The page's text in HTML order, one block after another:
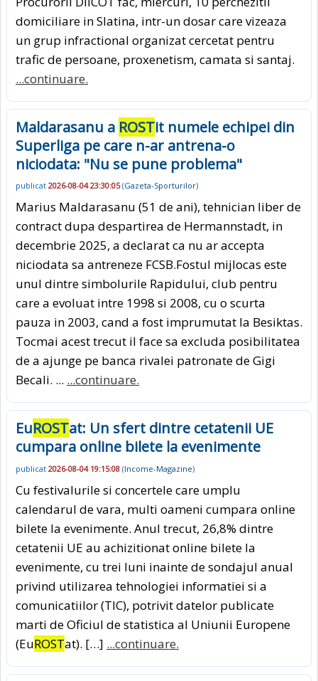
domiciliare in Slatina, intr-un dosar care vizeaza
un grup infractional organizat cercetat pentru
trafic de persoane, proxenetism, camata si santaj.
...continuare.
Maldarasanu a ROSTit numele echipei din
Superliga pe care n-ar antrena-o
niciodata: "Nu se pune problema"
publicat 2026-08-04 23:30:05(Gazeta-Sporturilor)
Marius Maldarasanu (51 de ani), tehnician liber de
contract dupa despartirea de Hermannstadt, in
decembrie 2025, a declarat ca nu ar accepta
niciodata sa antreneze FCSB.Fostul mijlocas este
unul dintre simbolurile Rapidului, club pentru
care a evoluat intre 1998 si 2008, cu o scurta
pauza in 2003, cand a fost imprumutat la Besiktas.
Tocmai acest trecut il face sa excluda posibilitatea
de a ajunge pe banca rivalei patronate de Gigi
Becali. ... ...continuare.
EuROSTat: Un sfert dintre cetatenii UE
cumpara online bilete la evenimente
publicat 2026-08-04 19:15:08 (Income-Magazine)
Cu festivalurile si concertele care umplu
calendarul de vara, multi oameni cumpara online
bilete la evenimente. Anul trecut, 26,8% dintre
cetatenii UE au achizitionat online bilete la
evenimente, cu trei luni inainte de sondajul anual
privind utilizarea tehnologiei informatiei si a
comunicatiilor (TIC), potrivit datelor publicate
marti de Oficiul de statistica al Uniunii Europene
(EuROSTat). […] ...continuare.